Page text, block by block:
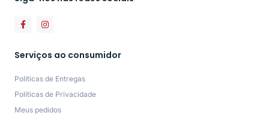
Serviços ao consumidor
Políticas de Entregas
Políticas de Privacidade
Meus pedidos